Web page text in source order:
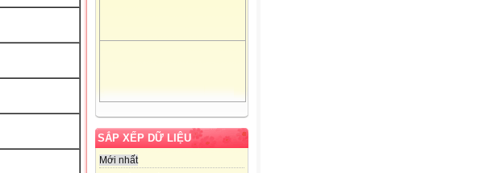
SẮP XẾP DỮ LIỆU
Mới nhất